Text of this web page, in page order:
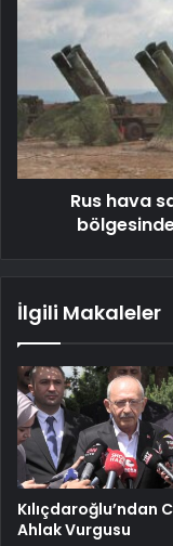
Rus hava
İlgili Makaleler
Kılıçdaroğlu’ndan
Ahlak Vurgusu